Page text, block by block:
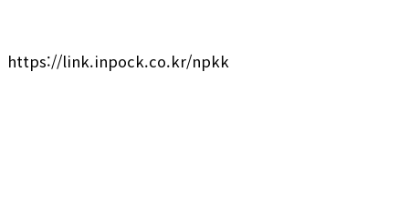
https://link.inpock.co.kr/npkk